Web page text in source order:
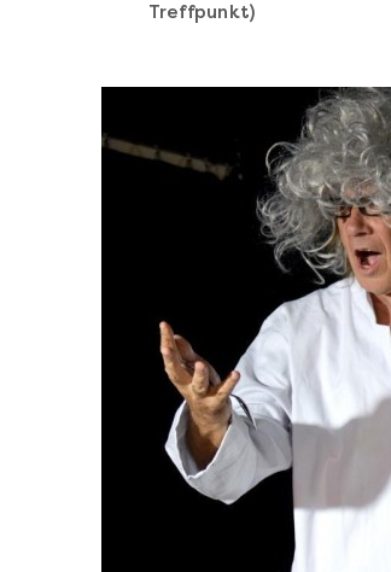
Treffpunkt)